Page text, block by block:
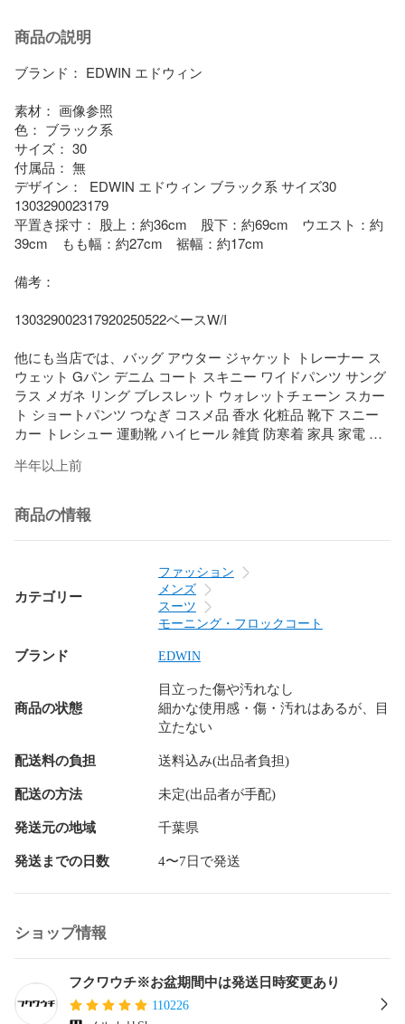
商品の説明
ブランド： EDWIN エドウィン
素材： 画像参照
色： ブラック系
サイズ： 30
付属品： 無
デザイン：  EDWIN エドウィン ブラック系 サイズ30
1303290023179
平置き採寸： 股上：約36cm　股下：約69cm　ウエスト：約
39cm　もも幅：約27cm　裾幅：約17cm
備考：
130329002317920250522ベースW/I
他にも当店では、バッグ アウター ジャケット トレーナー ス
ウェット Gパン デニム コート スキニー ワイドパンツ サング
ラス メガネ リング ブレスレット ウォレットチェーン スカー
ト ショートパンツ つなぎ コスメ品 香水 化粧品 靴下 スニー
カー トレシュー 運動靴 ハイヒール 雑貨 防寒着 家具 家電 指
ジャン アンクル 七分丈 九分丈 ニット セーター マーメイド
ス ベイカー グルカ ストレッチ ガウチョ ブラウス カーディガ
ン 羽織 ダウンジャケット トレンチ カーゴ フレア ベルボトム
ミモレ 透け ブラトップ タイト ミニサイズ ビッグサイズ マキ
シ オーバーサイズ スキニー スリムデザイン ワイドサイズ 小
さいサイズ 大きいサイズ タックワイド 作業着 DIY スカジャ
ン ミリタリー 法被 着物 浴衣 自動巻時計 手巻時計 スマート
ウォッチ クオーツ ビンテージ ビンテージ 古着 ミディアム ボ
プ アンサンブル キャンプ アウトドア 結婚式 二次会 就活 合
コン ドライブ デート 同窓会 飲み会 登山 休日 家族 まったり
里帰り ゆったり パジャマ 部屋着 家着 外行き 旅行 オフィス
カジュアル OL 喪服 冠婚葬祭 フェス ライブ クラブ オタ活 テ
ーマパーク 婚活 コスプレ コミ系 ハロウィンショッピング ス
ポーツ スキー スノボ サーフィン カラオケ パーティー コーデ
ィネート コーデ ドメスティック インポート サーフ系 ギャル
系 ロリータ系 韓国系 ストリート系 Y2K 個性派 量産型 ウエデ
イティブ系 アメカジ ロック系 ビジュアル系 HIPHOP系 ラッ
パー系 youtuber インフルエンサー ナチュラル系 モデル系 ガ
テン系 オーガニック系 芸能人 俳優系 複数商品 まとめ お得
かわいい系 ガーリー 個性派 フィットネス系 ヤンキー系 おじ
アイドル系
等の品を多数取り扱っています。
フォロー頂きますとフォローワー様限定の以下の様なクーポ
半年以上前
商品の情報
カテゴリー
ファッション
メンズ
スーツ
モーニング・フロックコート
ブランド EDWIN
商品の状態
目立った傷や汚れなし
細かな使用感・傷・汚れはあるが、目
立たない
配送料の負担 送料込み(出品者負担)
配送の方法 未定(出品者が手配)
発送元の地域 千葉県
発送までの日数 4〜7日で発送
ショップ情報
フクワウチ※お盆期間中は発送日時変更あり
110226